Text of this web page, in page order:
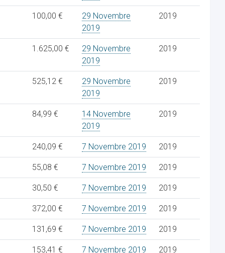
100,00 €
29 Novembre
2019
2019
1.625,00 €
29 Novembre
2019
2019
525,12 €
29 Novembre
2019
2019
84,99 €
14 Novembre
2019
2019
240,09 € 7 Novembre 2019 2019
55,08 € 7 Novembre 2019 2019
30,50 € 7 Novembre 2019 2019
372,00 € 7 Novembre 2019 2019
131,69 € 7 Novembre 2019 2019
153,41 € 7 Novembre 2019 2019